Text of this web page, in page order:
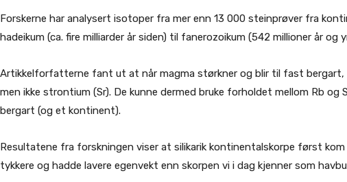
Forskerne har analysert isotoper fra mer enn 13 000 steinprøver fra
hadeikum (ca. fire milliarder år siden) til fanerozoikum (542 millioner år og
Artikkelforfatterne fant ut at når magma størkner og blir til fast bergart,
men ikke strontium (Sr). De kunne dermed bruke forholdet mellom Rb
bergart (og et kontinent).
Resultatene fra forskningen viser at silikarik kontinentalskorpe først
tykkere og hadde lavere egenvekt enn skorpen vi i dag kjenner som